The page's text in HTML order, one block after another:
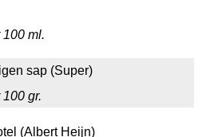
ml.
sap (Super)
gr.
(Albert Heijn)